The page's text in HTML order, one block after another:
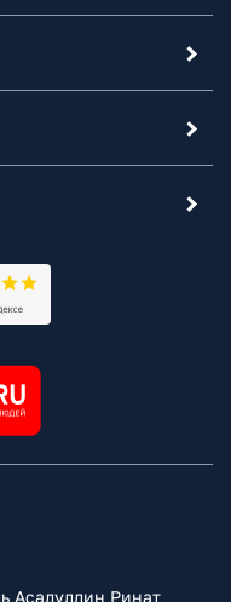
Асадуллин Ринат